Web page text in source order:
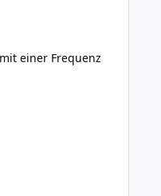
einer Frequenz